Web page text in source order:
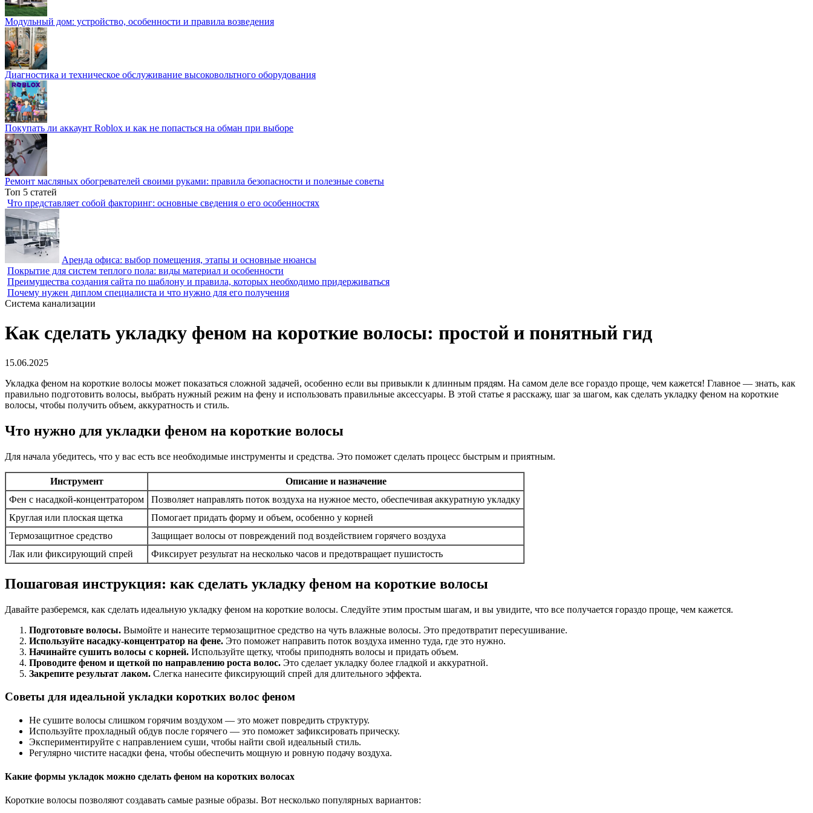
Модульный дом: устройство, особенности и правила возведения
Диагностика и техническое обслуживание высоковольтного оборудования
Покупать ли аккаунт Roblox и как не попасться на обман при выборе
Ремонт масляных обогревателей своими руками: правила безопасности и полезные советы
Топ 5 статей
Что представляет собой факторинг: основные сведения о его особенностях
Аренда офиса: выбор помещения, этапы и основные нюансы
Покрытие для систем теплого пола: виды материал и особенности
Преимущества создания сайта по шаблону и правила, которых необходимо придерживаться
Почему нужен диплом специалиста и что нужно для его получения
Система канализации
Как сделать укладку феном на короткие волосы: простой и понятный гид
15.06.2025
Укладка феном на короткие волосы может показаться сложной задачей, особенно если вы привыкли к длинным прядям. На самом деле все гораздо проще, чем кажется! Главное — знать, как
правильно подготовить волосы, выбрать нужный режим на фену и использовать правильные аксессуары. В этой статье я расскажу, шаг за шагом, как сделать укладку феном на короткие
волосы, чтобы получить объем, аккуратность и стиль.
Что нужно для укладки феном на короткие волосы
Для начала убедитесь, что у вас есть все необходимые инструменты и средства. Это поможет сделать процесс быстрым и приятным.
Инструмент
Описание и назначение
Фен с насадкой-концентратором
Позволяет направлять поток воздуха на нужное место, обеспечивая аккуратную укладку
Круглая или плоская щетка
Помогает придать форму и объем, особенно у корней
Термозащитное средство
Защищает волосы от повреждений под воздействием горячего воздуха
Лак или фиксирующий спрей
Фиксирует результат на несколько часов и предотвращает пушистость
Пошаговая инструкция: как сделать укладку феном на короткие волосы
Давайте разберемся, как сделать идеальную укладку феном на короткие волосы. Следуйте этим простым шагам, и вы увидите, что все получается гораздо проще, чем кажется.
Подготовьте волосы. Вымойте и нанесите термозащитное средство на чуть влажные волосы. Это предотвратит пересушивание.
Используйте насадку-концентратор на фене. Это поможет направить поток воздуха именно туда, где это нужно.
Начинайте сушить волосы с корней. Используйте щетку, чтобы приподнять волосы и придать объем.
Проводите феном и щеткой по направлению роста волос. Это сделает укладку более гладкой и аккуратной.
Закрепите результат лаком. Слегка нанесите фиксирующий спрей для длительного эффекта.
Советы для идеальной укладки коротких волос феном
Не сушите волосы слишком горячим воздухом — это может повредить структуру.
Используйте прохладный обдув после горячего — это поможет зафиксировать прическу.
Экспериментируйте с направлением суши, чтобы найти свой идеальный стиль.
Регулярно чистите насадки фена, чтобы обеспечить мощную и ровную подачу воздуха.
Какие формы укладок можно сделать феном на коротких волосах
Короткие волосы позволяют создавать самые разные образы. Вот несколько популярных вариантов: